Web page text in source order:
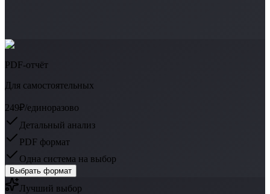
PDF-отчёт
Для самостоятельных
249₽/единоразово
Детальный анализ
PDF формат
Одна система на выбор
Выбрать формат
Лучший выбор